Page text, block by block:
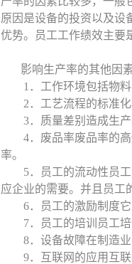
原因是设备的投资以及设
优势。员工工作绩效主要
影响生产率的其他因素
1．工作环境包括物
2．工艺流程的标准
3．质量差别造成生
4．废品率废品率的
率。
5．员工的流动性员
应企业的需要。并且员工
6．员工的激励制度
7．员工的培训员工
8．设备故障在制造
9．互联网的应用互